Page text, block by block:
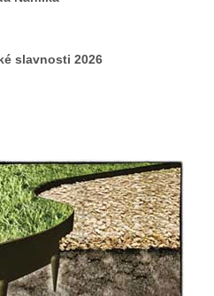
hřbitově v
v
Moravce
v Dobříni
války v Lužici
slavnosti 2026